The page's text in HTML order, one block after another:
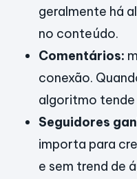
geralmente há
no conteúdo.
Comentários:
conexão.
algoritmo
Seguidores
importa para
e sem trend de